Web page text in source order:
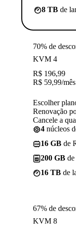
8 TB de
70% de
KVM 4
R$ 196,99
R$ 59,99/mês
Escolher
Renovação
Cancele a
4 núcleos
16 GB de
200 GB
16 TB de
67% de
KVM 8